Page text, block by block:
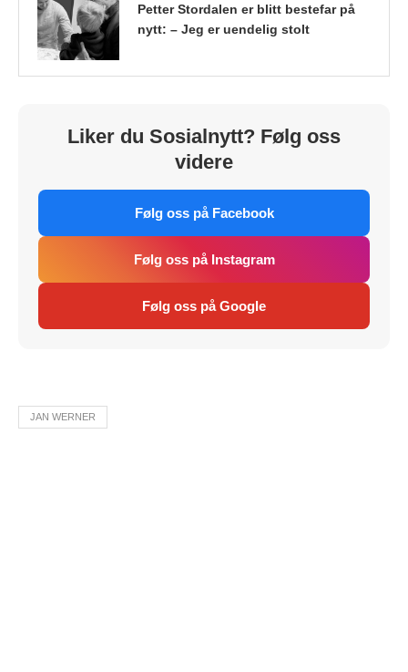
Petter Stordalen er blitt bestefar på
nytt: – Jeg er uendelig stolt
Liker du Sosialnytt? Følg oss
videre
Følg oss på Facebook
Følg oss på Instagram
Følg oss på Google
JAN WERNER